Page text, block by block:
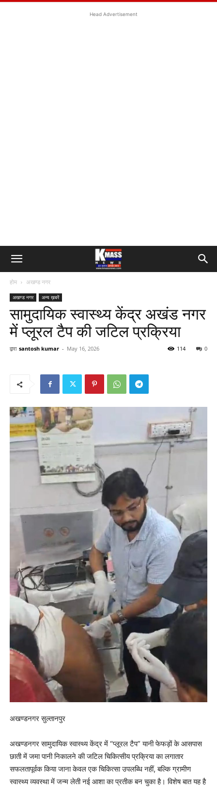
Head Advertisement
होम अखण्ड नगर
अखण्ड नगर अन्य ख़बरें
सामुदायिक स्वास्थ्य केंद्र अखंड नगर
में प्लूरल टैप की जटिल प्रक्रिया
द्वारा santosh kumar - May 16, 2026 0
114
अखण्डनगर सुल्तानपुर
अखण्डनगर सामुदायिक स्वास्थ्य केंद्र में “प्लूरल टैप” यानी फेफड़ों के आसपास
छाती में जमा पानी निकालने की जटिल चिकित्सीय प्रक्रिया का लगातार
सफलतापूर्वक किया जाना केवल एक चिकित्सा उपलब्धि नहीं, बल्कि ग्रामीण
स्वास्थ्य व्यवस्था में जन्म लेती नई आशा का प्रतीक बन चुका है। विशेष बात यह है